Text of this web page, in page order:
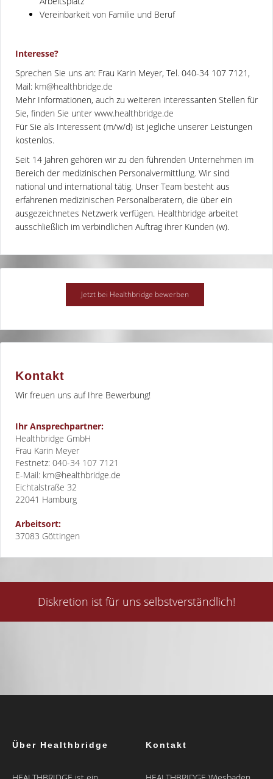
Vereinbarkeit von Familie und Beruf
Interesse?
Sprechen Sie uns an: Frau Karin Meyer, Tel. 040-34 107 7121,
Mail: km@healthbridge.de
Mehr Informationen, auch zu weiteren interessanten Stellen für
Sie, finden Sie unter www.healthbridge.de
Für Sie als Interessent (m/w/d) ist jegliche unserer Leistungen
kostenlos.
Seit 14 Jahren gehören wir zu den führenden Unternehmen im
Bereich der medizinischen Personalvermittlung. Wir sind
national und international tätig. Unser Team besteht aus
erfahrenen medizinischen Personalberatern, die über ein
ausgezeichnetes Netzwerk verfügen. Healthbridge arbeitet
ausschließlich im verbindlichen Auftrag ihrer Kunden (w).
Kontakt
Wir freuen uns auf Ihre Bewerbung!
Ihr Ansprechpartner:
Healthbridge GmbH
Frau Karin Meyer
Festnetz: 040-34 107 7121
E-Mail: km@healthbridge.de
Eichtalstraße 32
22041 Hamburg
Arbeitsort:
37083 Göttingen
Diskretion ist für uns selbstverständlich!
Über Healthbridge Kontakt